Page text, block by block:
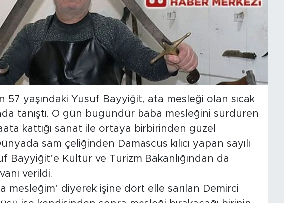
57 yaşındaki Yusuf Bayyiğit, ata mesleği olan sıcak
tanıştı. O gün bugündür baba mesleğini sürdüren
kattığı sanat ile ortaya birbirinden güzel
sam çeliğinden Damascus kılıcı yapan sayılı
Bayyiğit’e Kültür ve Turizm Bakanlığından da
verildi.
mesleğim’ diyerek işine dört elle sarılan Demirci